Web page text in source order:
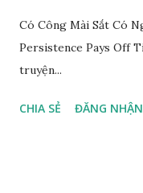
Có Công Mài Sắt Có
Persistence Pays Off
truyện...
CHIA SẺ ĐĂNG